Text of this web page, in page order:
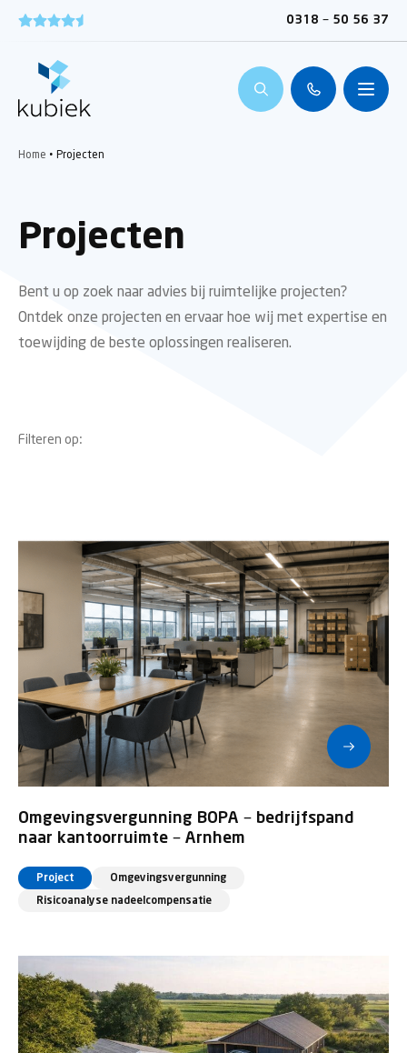
0318 – 50 56 37
Home • Projecten
Projecten
Bent u op zoek naar advies bij ruimtelijke projecten?
Ontdek onze projecten en ervaar hoe wij met expertise en
toewijding de beste oplossingen realiseren.
Filteren op:
Omgevingsvergunning BOPA – bedrijfspand
naar kantoorruimte – Arnhem
Project Omgevingsvergunning
Risicoanalyse nadeelcompensatie